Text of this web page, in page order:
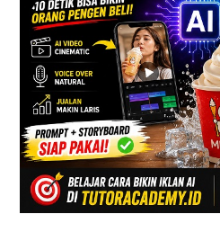
Cara
Bikin
Iklan
Mixue
Viral
Pakai
AI
(Tanpa
Skill
Editing)